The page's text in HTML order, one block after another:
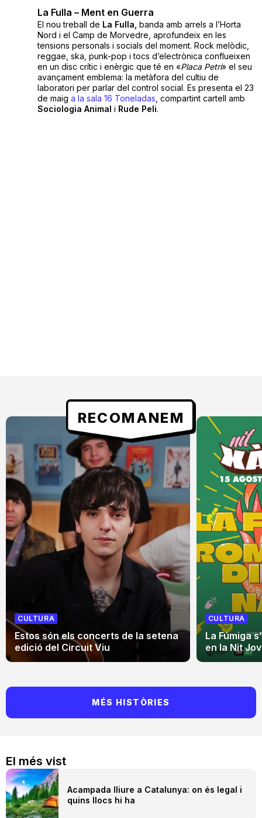
La Fulla – Ment en Guerra
El nou treball de La Fulla, banda amb arrels a l’Horta
Nord i el Camp de Morvedre, aprofundeix en les
tensions personals i socials del moment. Rock melòdic,
reggae, ska, punk-pop i tocs d’electrònica conflueixen
en un disc crític i enèrgic que té en «Placa Petri» el seu
avançament emblema: la metàfora del cultiu de
laboratori per parlar del control social. Es presenta el 23
de maig a la sala 16 Toneladas , compartint cartell amb
Sociologia Animal i Rude Peli.
El més vist
Acampada lliure a Catalunya: on és legal i
quins llocs hi ha
RECOMANEM
CULTURA
Estos són els concerts de la setena
edició del Circuit Viu
CULTURA
La Fúmiga
en la Nit
MÉS HISTÒRIES